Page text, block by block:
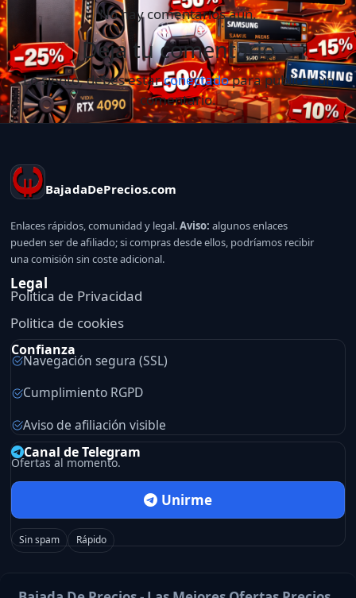
No hay comentarios aún.
Deja tu comentario
Lo siento, debes estarconectadopara publicar un
comentario.
BajadaDePrecios.com
Enlaces rápidos, comunidad y legal.Aviso: algunos enlaces
pueden ser de afiliado; si compras desde ellos, podríamos recibir
una comisión sin coste adicional.
Legal
Politica de Privacidad
Politica de cookies
Confianza
Navegación segura (SSL)
Cumplimiento RGPD
Aviso de afiliación visible
Canal de Telegram
Ofertas al momento.
Unirme
Sin spam Rápido